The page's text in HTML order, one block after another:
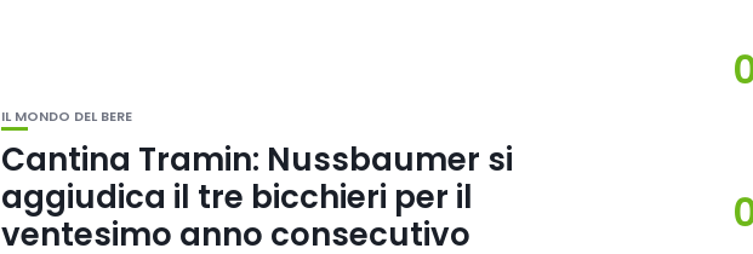
IL MONDO DEL BERE
Cantina Tramin: Nussbaumer si
aggiudica il tre bicchieri per il
ventesimo anno consecutivo